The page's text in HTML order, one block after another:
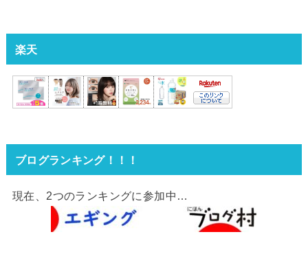
楽天
ブログランキング！！！
現在、2つのランキングに参加中…